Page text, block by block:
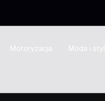
Motoryzacja Moda i styl